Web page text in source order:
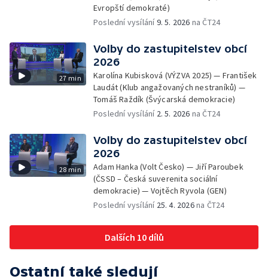
Evropští demokraté)
Poslední vysílání9. 5. 2026 na ČT24
27 min
Volby do zastupitelstev obcí
2026
Karolína Kubisková (VÝZVA 2025) — František
Laudát (Klub angažovaných nestraníků) —
Tomáš Raždík (Švýcarská demokracie)
Poslední vysílání 2. 5. 2026 na ČT24
28 min
Volby do zastupitelstev obcí
2026
Adam Hanka (Volt Česko) — Jiří Paroubek
(ČSSD – Česká suverenita sociální
demokracie) — Vojtěch Ryvola (GEN)
Poslední vysílání 25. 4. 2026na ČT24
Dalších 10 dílů
Ostatní také sledují